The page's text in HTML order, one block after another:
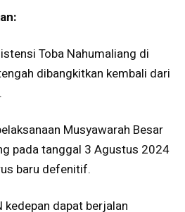
Toba Nahumaliang di
dibangkitkan kembali dari
Musyawarah Besar
pada tanggal 3 Agustus 2024
baru defenitif.
dapat berjalan